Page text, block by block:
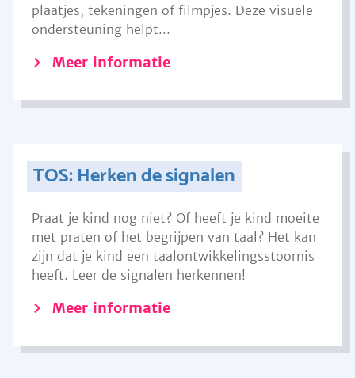
plaatjes, tekeningen of filmpjes. Deze visuele
ondersteuning helpt...
Meer informatie
TOS: Herken de signalen
Praat je kind nog niet? Of heeft je kind moeite
met praten of het begrijpen van taal? Het kan
zijn dat je kind een taalontwikkelingsstoornis
heeft. Leer de signalen herkennen!
Meer informatie